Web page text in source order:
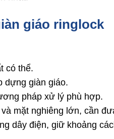
giáo ringlock
có thể.
dựng giàn giáo.
pháp xử lý phù hợp.
mặt nghiêng lớn, cần
dây điện, giữ khoảng